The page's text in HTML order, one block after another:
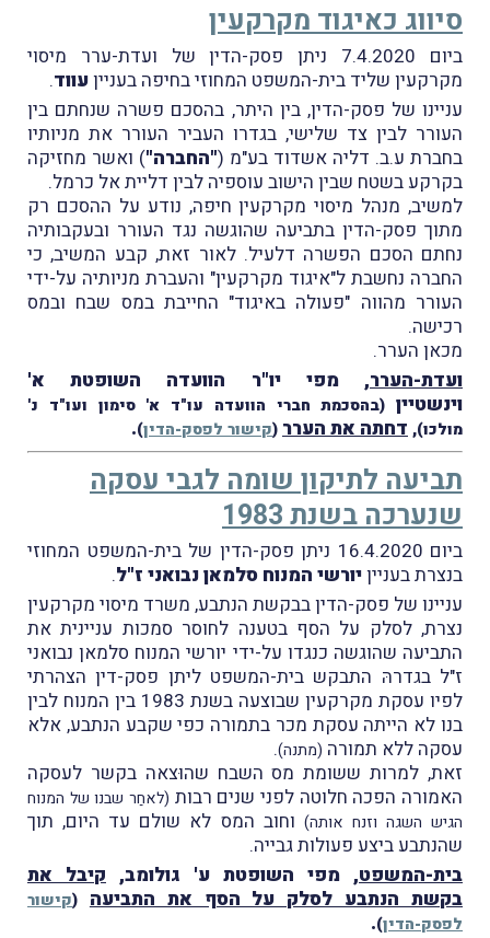
סיווג כאיגוד מקרקעין
ביום 7.4.2020 ניתן פסק-הדין של ועדת-ערר מיסוי
מקרקעין שליד בית-המשפט המחוזי בחיפה בענייןעווד.
עניינו של פסק-הדין, בין היתר, בהסכם פשרה שנחתם בין
העורר לבין צד שלישי, בגדרו העביר העורר את מניותיו
בחברת ע.ב. דליה אשדוד בע"מ ("החברה") ואשר מחזיקה
בקרקע בשטח שבין הישוב עוספיה לבין דליית אל כרמל.
למשיב, מנהל מיסוי מקרקעין חיפה, נודע על ההסכם רק
מתוך פסק-הדין בתביעה שהוגשה נגד העורר ובעקבותיה
נחתם הסכם הפשרה דלעיל. לאור זאת, קבע המשיב, כי
החברה נחשבת ל"איגוד מקרקעין" והעברת מניותיה על-ידי
העורר מהווה "פעולה באיגוד" החייבת במס שבח ובמס
רכישה.
מכאן הערר.
ועדת-הערר, מפי יו"ר הוועדה השופטת א'
וינשטיין (בהסכמת חברי הוועדה עו"ד א' סימון ועו"ד נ'
מולכו),דחתה את הערר(קישור לפסק-הדין)
.
תביעה לתיקון שומה לגבי עסקה
שנערכה בשנת 1983
ביום 16.4.2020 ניתן פסק-הדין של בית-המשפט המחוזי
בנצרת בענייןיורשי המנוח סלמאן נבואני ז"ל.
עניינו של פסק-הדין בבקשת הנתבע, משרד מיסוי מקרקעין
נצרת, לסלק על הסף בטענה לחוסר סמכות עניינית את
התביעה שהוגשה כנגדו על-ידי יורשי המנוח סלמאן נבואני
ז"ל בגדרהּ התבקש בית-המשפט ליתן פסק-דין הצהרתי
לפיו עסקת מקרקעין שבוצעה בשנת 1983 בין המנוח לבין
בנו לא הייתה עסקת מכר בתמורה כפי שקבע הנתבע, אלא
עסקה ללא תמורה (מתנה).
זאת, למרות ששומת מס השבח שהוּצאה בקשר לעסקה
האמורה הפכה חלוטה לפני שנים רבות (לאחַר שבנו של המנוח
הגיש השגה וזנח אותה) וחוב המס לא שולם עד היום, תוך
שהנתבע ביצע פעולות גבייה.
בית-המשפט, מפי השופטת ע' גולומב, קיבל את
בקשת הנתבע לסלק על הסף את התביעה (קישור
לפסק-הדין)
.